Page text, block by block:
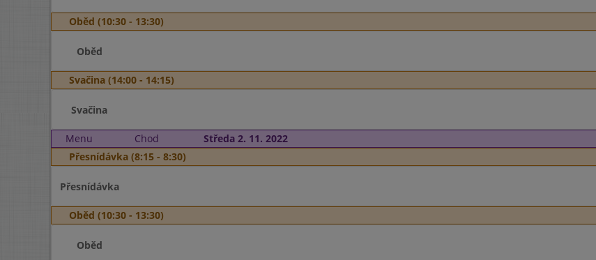
Oběd (10:30 - 13:30)
Oběd
Svačina (14:00 - 14:15)
Svačina
Menu Chod
Středa 2. 11. 2022
Přesnídávka (8:15 - 8:30)
Přesnídávka
Oběd (10:30 - 13:30)
Oběd